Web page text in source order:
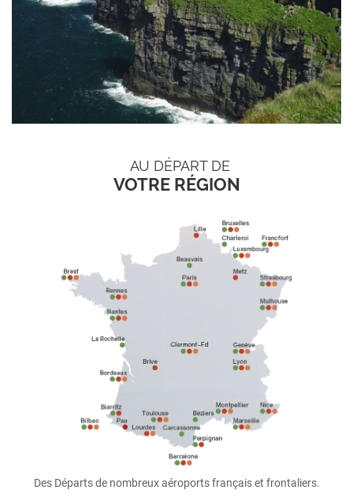
AU DÉPART DE
VOTRE RÉGION
Des Départs de nombreux aéroports français et frontaliers.